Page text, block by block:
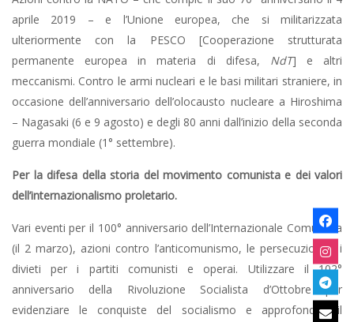
aprile 2019 – e l’Unione europea, che si militarizzata
ulteriormente con la PESCO [Cooperazione strutturata
permanente europea in materia di difesa, NdT] e altri
meccanismi. Contro le armi nucleari e le basi militari straniere, in
occasione dell’anniversario dell’olocausto nucleare a Hiroshima
– Nagasaki (6 e 9 agosto) e degli 80 anni dall’inizio della seconda
guerra mondiale (1° settembre).
Per la difesa della storia del movimento comunista e dei valori
dell’internazionalismo proletario.
Vari eventi per il 100° anniversario dell’Internazionale Comunista
(il 2 marzo), azioni contro l’anticomunismo, le persecuzioni e i
divieti per i partiti comunisti e operai. Utilizzare il 102°
anniversario della Rivoluzione Socialista d’Ottobre per
evidenziare le conquiste del socialismo e approfondire il